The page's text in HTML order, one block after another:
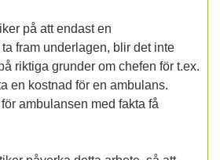
på att endast en
fram underlagen, blir det inte
riktiga grunder om chefen för t.ex.
en kostnad för en ambulans.
ambulansen med fakta få